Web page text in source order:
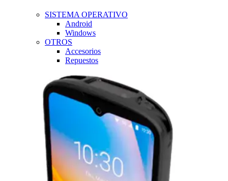
SISTEMA OPERATIVO
Android
Windows
OTROS
Accesorios
Repuestos